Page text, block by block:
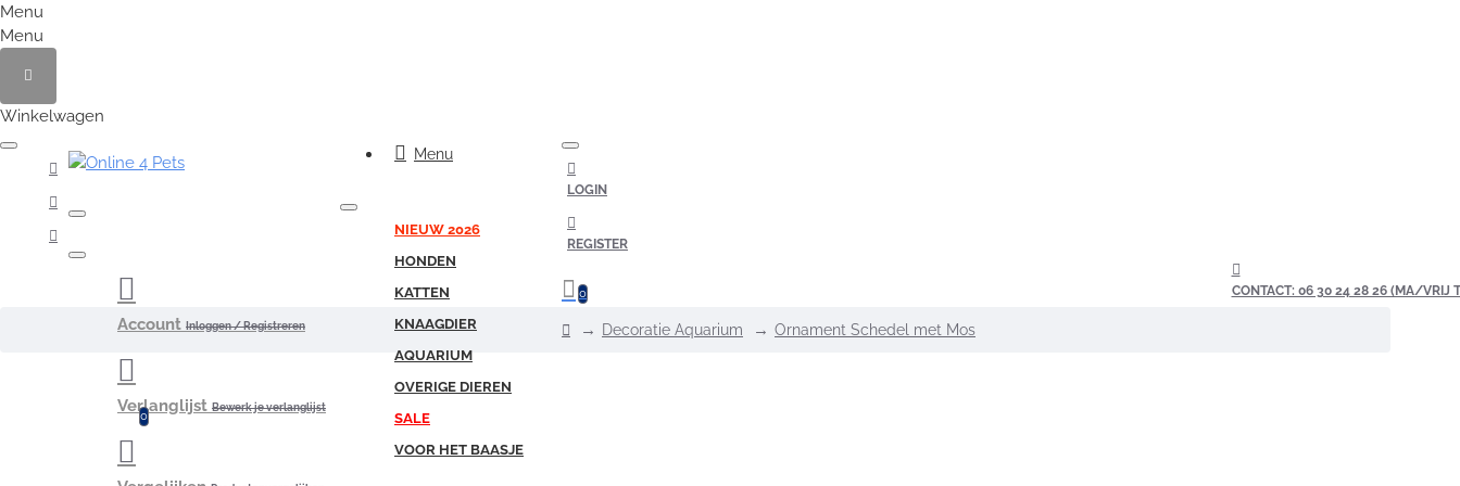
Menu
Menu
Winkelwagen
CONTACT: 06 30 24 28 26 (MA/VRIJ
Account Inloggen / Registreren
Verlanglijst Bewerk je verlanglijst
0
Menu
NIEUW 2026
HONDEN
KATTEN
KNAAGDIER
AQUARIUM
OVERIGE DIEREN
SALE
VOOR HET BAASJE
LOGIN
REGISTER
0
homeDecoratie Aquarium Ornament Schedel met Mos